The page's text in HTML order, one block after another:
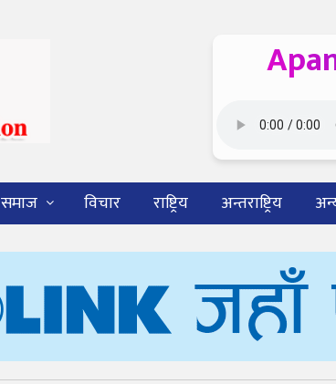
समाज विचार राष्ट्रिय अन्तराष्ट्रिय